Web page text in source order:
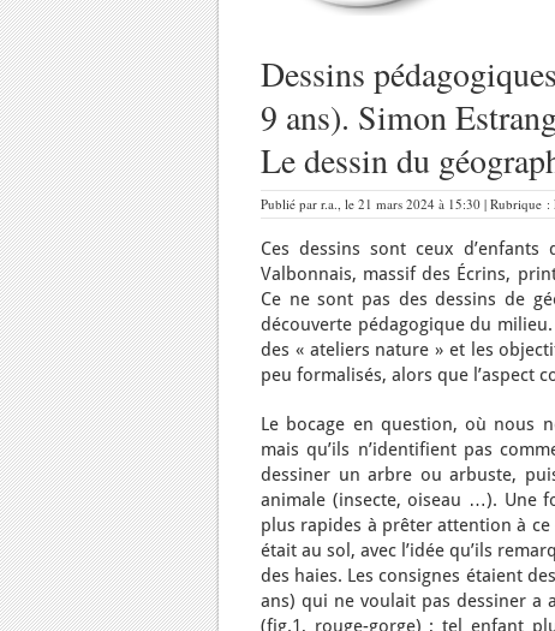
Dessins
9 ans). Simon
Le dessin du
Publié par r.a., le 21 mars 2024 à 15:30 | Rubrique :
Ces dessins sont ceux
Valbonnais, massif des Écrins,
Ce ne sont pas des dessins de
découverte pédagogique du
des « ateliers nature » et les
peu formalisés, alors que l’aspect
Le bocage en question, où nous
mais qu’ils n’identifient pas
dessiner un arbre ou arbuste,
animale (insecte, oiseau …). Une
plus rapides à prêter attention à
était au sol, avec l’idée qu’ils
des haies. Les consignes étaient
ans) qui ne voulait pas dessiner a
(fig.1, rouge-gorge) ; tel enfant